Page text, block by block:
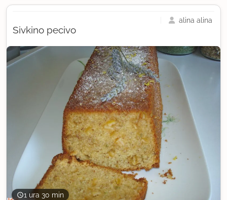
1 ura 30 min
Sivkino pecivo
alina alina